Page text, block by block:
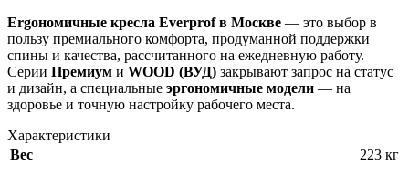
Ergономичные кресла Everprof в Москве — это выбор в
пользу премиального комфорта, продуманной поддержки
спины и качества, рассчитанного на ежедневную работу.
Серии Премиум и WOOD (ВУД) закрывают запрос на статус
и дизайн, а специальные эргономичные модели — на
здоровье и точную настройку рабочего места.
Характеристики
Вес
223 кг